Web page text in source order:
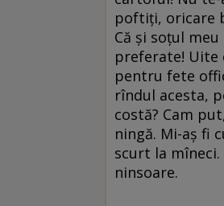
poftiţi, oricare
Că şi soţul
preferate! Uite
pentru fete
rîndul acesta,
costă? Cam
ningă. Mi-aş fi
scurt la
ninsoare.